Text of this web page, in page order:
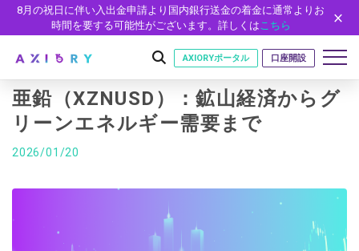
8月の祝日に伴い入出金申請より国内銀行送金の着金に通常よりお
時間を要する可能性がございます。詳しくはこちら
はじめに
安全性
口座の種類
口座開設
プラットフォーム
AXIORYポータル 口座開設
亜鉛（XZNUSD）：鉱山経済からグ
リーンエネルギー需要まで
2026/01/20